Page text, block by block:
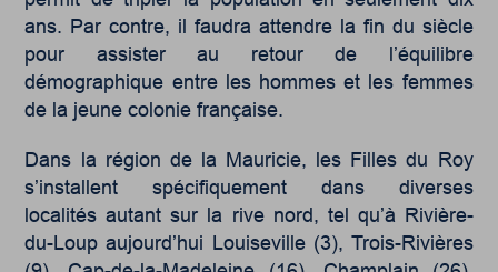
ans. Par contre, il faudra attendre la fin du siècle
pour assister au retour de l’équilibre
démographique entre les hommes et les femmes
de la jeune colonie française.
Dans la région de la Mauricie, les Filles du Roy
s’installent spécifiquement dans diverses
localités autant sur la rive nord, tel qu’à Rivière-
du-Loup aujourd’hui Louiseville (3), Trois-Rivières